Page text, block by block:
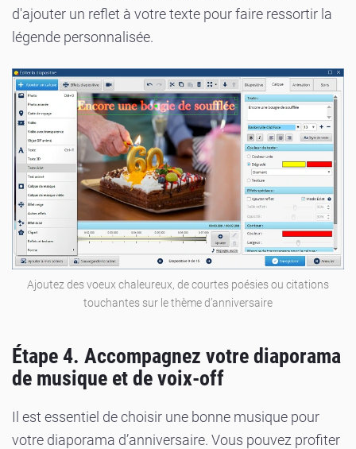
d'ajouter un reflet à votre texte pour faire ressortir la
légende personnalisée.
Ajoutez des voeux chaleureux, de courtes poésies ou citations
touchantes sur le thème d’anniversaire
Étape 4. Accompagnez votre diaporama
de musique et de voix-off
Il est essentiel de choisir une bonne musique pour
votre diaporama d’anniversaire. Vous pouvez profiter